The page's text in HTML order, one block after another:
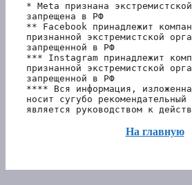
* Meta признана
запрещена в РФ
** Facebook принадлежит
признанной экстремистской
запрещенной в РФ
*** Instagram принадлежит
признанной экстремистской
запрещенной в РФ
**** Вся информация,
носит сугубо
является руководством к
На главную